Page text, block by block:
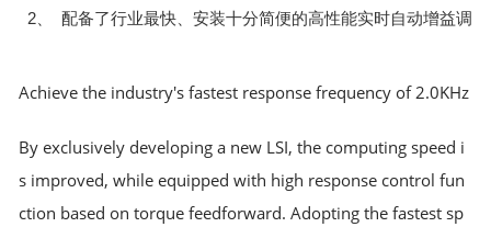
2、 配备了行业最快、安装十分简便的高性能实时自动增益调
Achieve the industry's fastest response frequency of 2.0KHz
By exclusively developing a new LSI, the computing speed i
s improved, while equipped with high response control fun
ction based on torque feedforward. Adopting the fastest sp